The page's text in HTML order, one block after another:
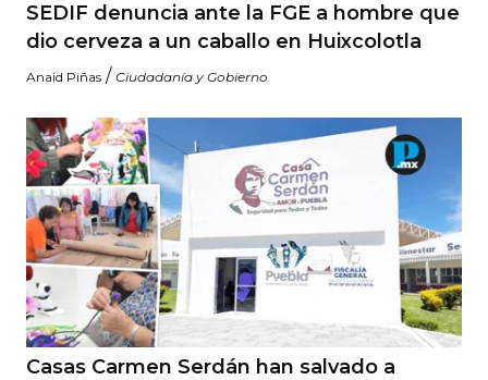
SEDIF denuncia ante la FGE a hombre que
dio cerveza a un caballo en Huixcolotla
Anaid Piñas / Ciudadanía y Gobierno
Casas Carmen Serdán han salvado a